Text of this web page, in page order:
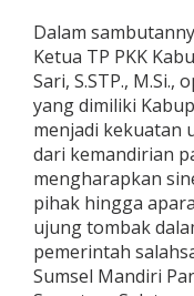
Dalam
Ketua TP PKK
Sari, S.STP.,
yang dimiliki
menjadi kekuatan
dari kemandirian
mengharapkan
pihak hingga
ujung tombak
pemerintah
Sumsel Mandiri